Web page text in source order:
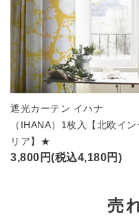
遮光カーテン イハナ
（IHANA）1枚入【北欧イン
リア】★
3,800円(税込4,180円)
売